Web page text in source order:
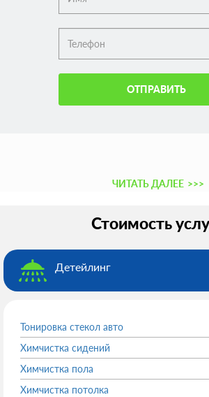
ОТПРАВИТЬ
ЧИТАТЬ ДАЛЕЕ >>>
Стоимость
Детейлинг
Тонировка стекол авто
Химчистка сидений
Химчистка пола
Химчистка потолка